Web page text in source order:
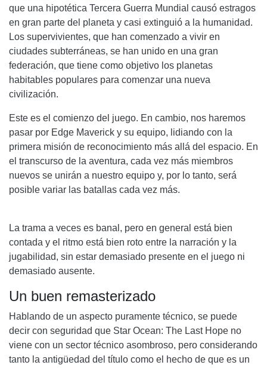
que una hipotética Tercera Guerra Mundial causó estragos
en gran parte del planeta y casi extinguió a la humanidad.
Los supervivientes, que han comenzado a vivir en
ciudades subterráneas, se han unido en una gran
federación, que tiene como objetivo los planetas
habitables populares para comenzar una nueva
civilización.
Este es el comienzo del juego. En cambio, nos haremos
pasar por Edge Maverick y su equipo, lidiando con la
primera misión de reconocimiento más allá del espacio. En
el transcurso de la aventura, cada vez más miembros
nuevos se unirán a nuestro equipo y, por lo tanto, será
posible variar las batallas cada vez más.
La trama a veces es banal, pero en general está bien
contada y el ritmo está bien roto entre la narración y la
jugabilidad, sin estar demasiado presente en el juego ni
demasiado ausente.
Un buen remasterizado
Hablando de un aspecto puramente técnico, se puede
decir con seguridad que Star Ocean: The Last Hope no
viene con un sector técnico asombroso, pero considerando
tanto la antigüedad del título como el hecho de que es un